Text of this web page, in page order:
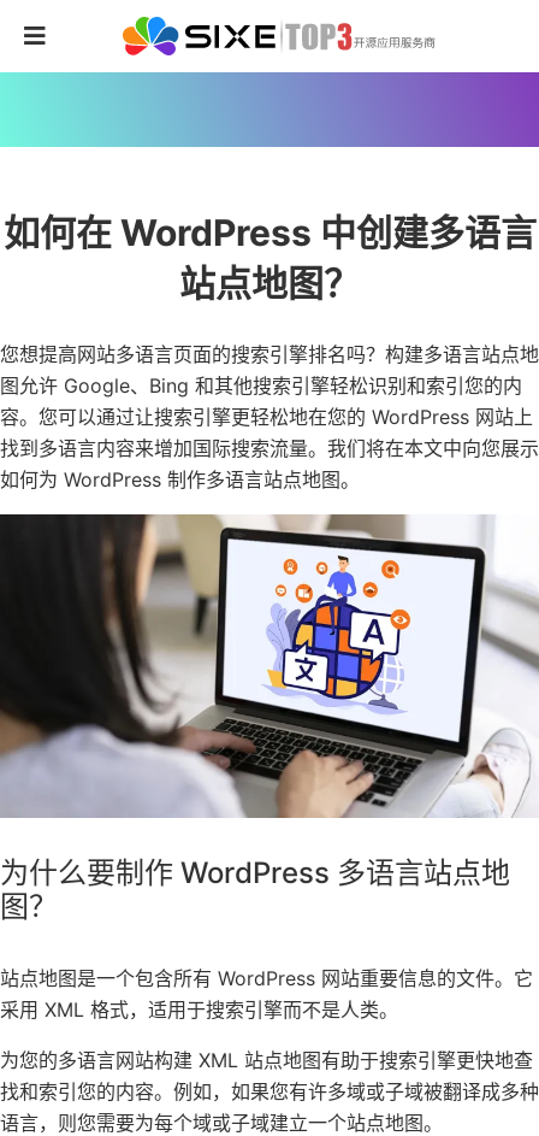
如何在 WordPress 中创建多语言
站点地图？
您想提高网站多语言页面的搜索引擎排名吗？构建多语言站点地
图允许 Google、Bing 和其他搜索引擎轻松识别和索引您的内
容。您可以通过让搜索引擎更轻松地在您的 WordPress 网站上
找到多语言内容来增加国际搜索流量。我们将在本文中向您展示
如何为 WordPress 制作多语言站点地图。
为什么要制作 WordPress 多语言站点地
图？
站点地图是一个包含所有 WordPress 网站重要信息的文件。它
采用 XML 格式，适用于搜索引擎而不是人类。
为您的多语言网站构建 XML 站点地图有助于搜索引擎更快地查
找和索引您的内容。例如，如果您有许多域或子域被翻译成多种
语言，则您需要为每个域或子域建立一个站点地图。